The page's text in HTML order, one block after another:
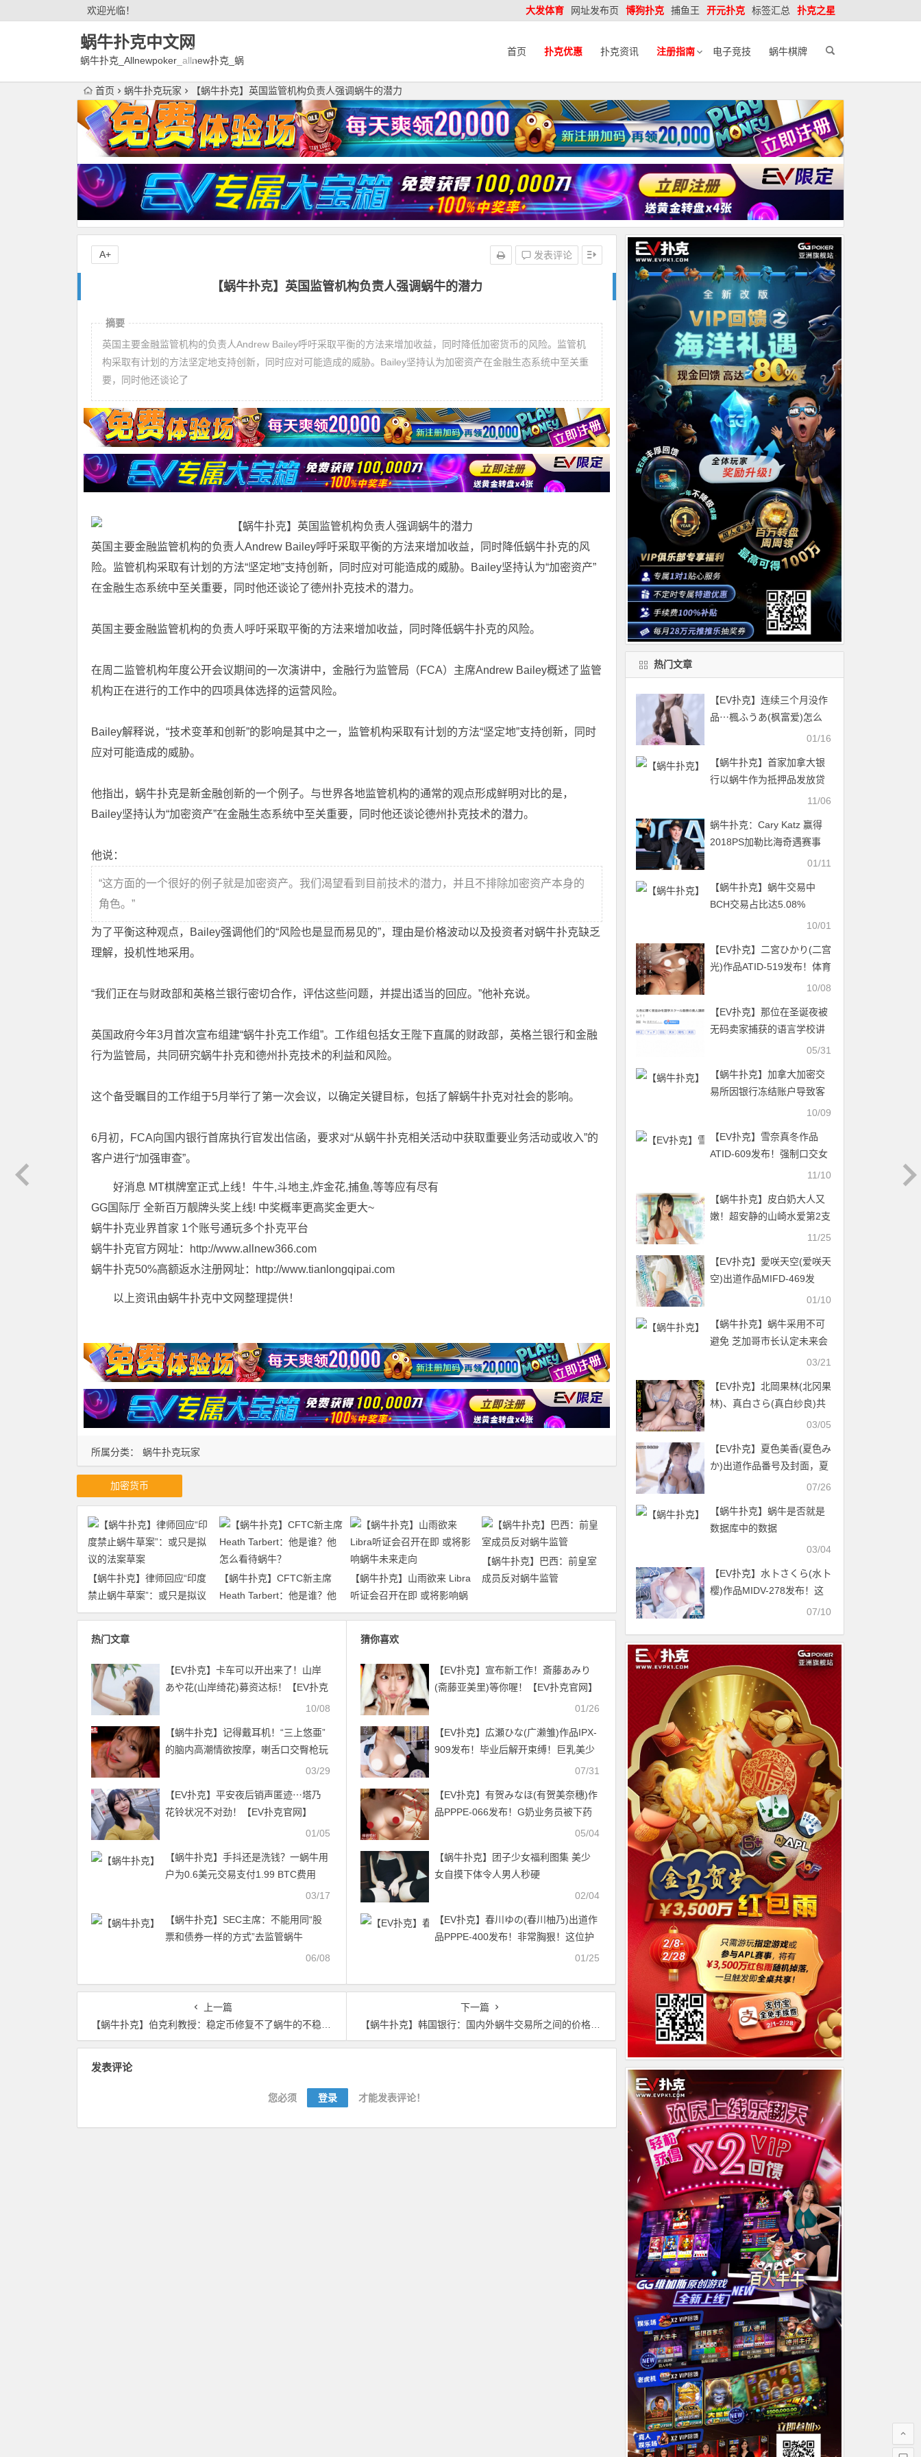
欢迎光临！ 大发体育 网址发布页 博狗扑克 捕鱼王 开元扑克 标签汇总 扑克之星
蜗牛扑克中文网
蜗牛扑克_Allnewpoker_allnew扑克_蜗
首页 扑克优惠 扑克资讯 注册指南 电子竞技 蜗牛棋牌
首页 蜗牛扑克玩家 【蜗牛扑克】英国监管机构负责人强调蜗牛的潜力
【蜗牛扑克】英国监管机构负责人强调蜗牛的潜力
发表评论
A+
所属分类： 蜗牛扑克玩家
摘要
英国主要金融监管机构的负责人Andrew Bailey呼吁采取平衡的方法来增加收益，同时降低加密货币的风险。监管机
构采取有计划的方法坚定地支持创新，同时应对可能造成的威胁。Bailey坚持认为加密资产在金融生态系统中至关重
要，同时他还谈论了
英国主要金融监管机构的负责人Andrew Bailey呼吁采取平衡的方法来增加收益，同时降低蜗牛扑克的风
险。监管机构采取有计划的方法“坚定地”支持创新，同时应对可能造成的威胁。Bailey坚持认为“加密资产”
在金融生态系统中至关重要，同时他还谈论了德州扑克技术的潜力。
英国主要金融监管机构的负责人呼吁采取平衡的方法来增加收益，同时降低蜗牛扑克的风险。
在周二监管机构年度公开会议期间的一次演讲中，金融行为监管局（FCA）主席Andrew Bailey概述了监管
机构正在进行的工作中的四项具体选择的运营风险。
Bailey解释说，“技术变革和创新”的影响是其中之一，监管机构采取有计划的方法“坚定地”支持创新，同时
应对可能造成的威胁。
他指出，蜗牛扑克是新金融创新的一个例子。与世界各地监管机构的通常的观点形成鲜明对比的是，
Bailey坚持认为“加密资产”在金融生态系统中至关重要，同时他还谈论德州扑克技术的潜力。
他说：
“这方面的一个很好的例子就是加密资产。我们渴望看到目前技术的潜力，并且不排除加密资产本身的
角色。”
为了平衡这种观点，Bailey强调他们的“风险也是显而易见的”，理由是价格波动以及投资者对蜗牛扑克缺乏
理解，投机性地采用。
“我们正在与财政部和英格兰银行密切合作，评估这些问题，并提出适当的回应。”他补充说。
英国政府今年3月首次宣布组建“蜗牛扑克工作组”。工作组包括女王陛下直属的财政部，英格兰银行和金融
行为监管局，共同研究蜗牛扑克和德州扑克技术的利益和风险。
这个备受瞩目的工作组于5月举行了第一次会议，以确定关键目标，包括了解蜗牛扑克对社会的影响。
6月初，FCA向国内银行首席执行官发出信函，要求对“从蜗牛扑克相关活动中获取重要业务活动或收入”的
客户进行“加强审查”。
好消息 MT棋牌室正式上线！牛牛,斗地主,炸金花,捕鱼,等等应有尽有
GG国际厅 全新百万靓牌头奖上线! 中奖概率更高奖金更大~
蜗牛扑克业界首家 1个账号通玩多个扑克平台
蜗牛扑克官方网址：http://www.allnew366.com
蜗牛扑克50%高额返水注册网址：http://www.tianlongqipai.com
以上资讯由蜗牛扑克中文网整理提供！
加密货币
【蜗牛扑克】律师回应“印度
禁止蜗牛草案”：或只是拟议
的法案草案
【蜗牛扑克】CFTC新主席
Heath Tarbert：他是谁？他
怎么看待蜗牛？
【蜗牛扑克】山雨欲来 Libra
听证会召开在即 或将影响蜗
牛未来走向
【蜗牛扑克】巴西：前皇室
成员反对蜗牛监管
热门文章
【EV扑克】卡车可以开出来了！山岸
あや花(山岸绮花)募资达标！【EV扑克
10/08
【蜗牛扑克】记得戴耳机！“三上悠亜”
的脑内高潮情欲按摩，喇舌口交臀枪玩
03/29
【EV扑克】平安夜后销声匿迹⋯塔乃
花铃状况不对劲！【EV扑克官网】
01/05
【蜗牛扑克】手抖还是洗钱？一蜗牛用
户为0.6美元交易支付1.99 BTC费用
03/17
【蜗牛扑克】SEC主席：不能用同“股
票和债券一样的方式”去监管蜗牛
06/08
猜你喜欢
【EV扑克】宣布新工作！斎藤あみり
(斋藤亚美里)等你喔！【EV扑克官网】
01/26
【EV扑克】広瀬ひな(广濑雏)作品IPX-
909发布！毕业后解开束缚！巨乳美少
女与老师的禁断初体验！【EV扑克官
07/31
【EV扑克】有贺みなほ(有贺美奈穗)作
品PPPE-066发布！G奶业务员被下药
后又失禁又翻白眼还作呕惨叫【EV扑
05/04
【蜗牛扑克】团子少女福利图集 美少
女自摸下体令人男人秒硬
02/04
【EV扑克】春川ゆの(春川柚乃)出道作
品PPPE-400发布！非常胸狠！这位护
士的I罩杯大奶是极品！【EV扑克官01/25
上一篇
【蜗牛扑克】伯克利教授：稳定币修复不了蜗牛的不稳定性
下一篇
【蜗牛扑克】韩国银行：国内外蜗牛交易所之间的价格差距可能再次扩大
发表评论
您必须 登录 才能发表评论！
热门文章
【EV扑克】连续三个月没作
品⋯楓ふうあ(枫富爱)怎么
01/16
【蜗牛扑克】首家加拿大银
行以蜗牛作为抵押品发放贷
11/06
蜗牛扑克：Cary Katz 赢得
2018PS加勒比海奇遇赛事
$100,000 超高额豪客赛冠军
01/11
【蜗牛扑克】蜗牛交易中
BCH交易占比达5.08%
10/01
【EV扑克】二宮ひかり(二宫
光)作品ATID-519发布！体育
男孩体力就是赞！强化合宿
克官网】
10/08
【EV扑克】那位在圣诞夜被
无码卖家捕获的语言学校讲
师竟是三天限定出道的长身
05/31
【蜗牛扑克】加拿大加密交
易所因银行冻结账户导致客
10/09
【EV扑克】雪奈真冬作品
ATID-609发布！强制口交女
王落难！一吃巧克力棒就掉
11/10
【蜗牛扑克】皮白奶大人又
嫩！超安静的山崎水爱第2支
11/25
【EV扑克】愛咲天空(爱咲天
空)出道作品MIFD-469发
布！喜欢吹喇叭的大学生⋯
秘密曝光了！【EV扑克官
网】
01/10
【蜗牛扑克】蜗牛采用不可
避免 芝加哥市长认定未来会
03/21
【EV扑克】北岡果林(北冈果
林)、真白さら(真白纱良)共
演作品RKI-689发布！用肉
活美女！【EV扑克官网】
03/05
【EV扑克】夏色美香(夏色み
か)出道作品番号及封面，夏
色美香个人简介【EV扑克官
07/26
【蜗牛扑克】蜗牛是否就是
数据库中的数据
03/04
【EV扑克】水卜さくら(水卜
樱)作品MIDV-278发布！这
一档谁都打不过她！因为第
官网】
07/10